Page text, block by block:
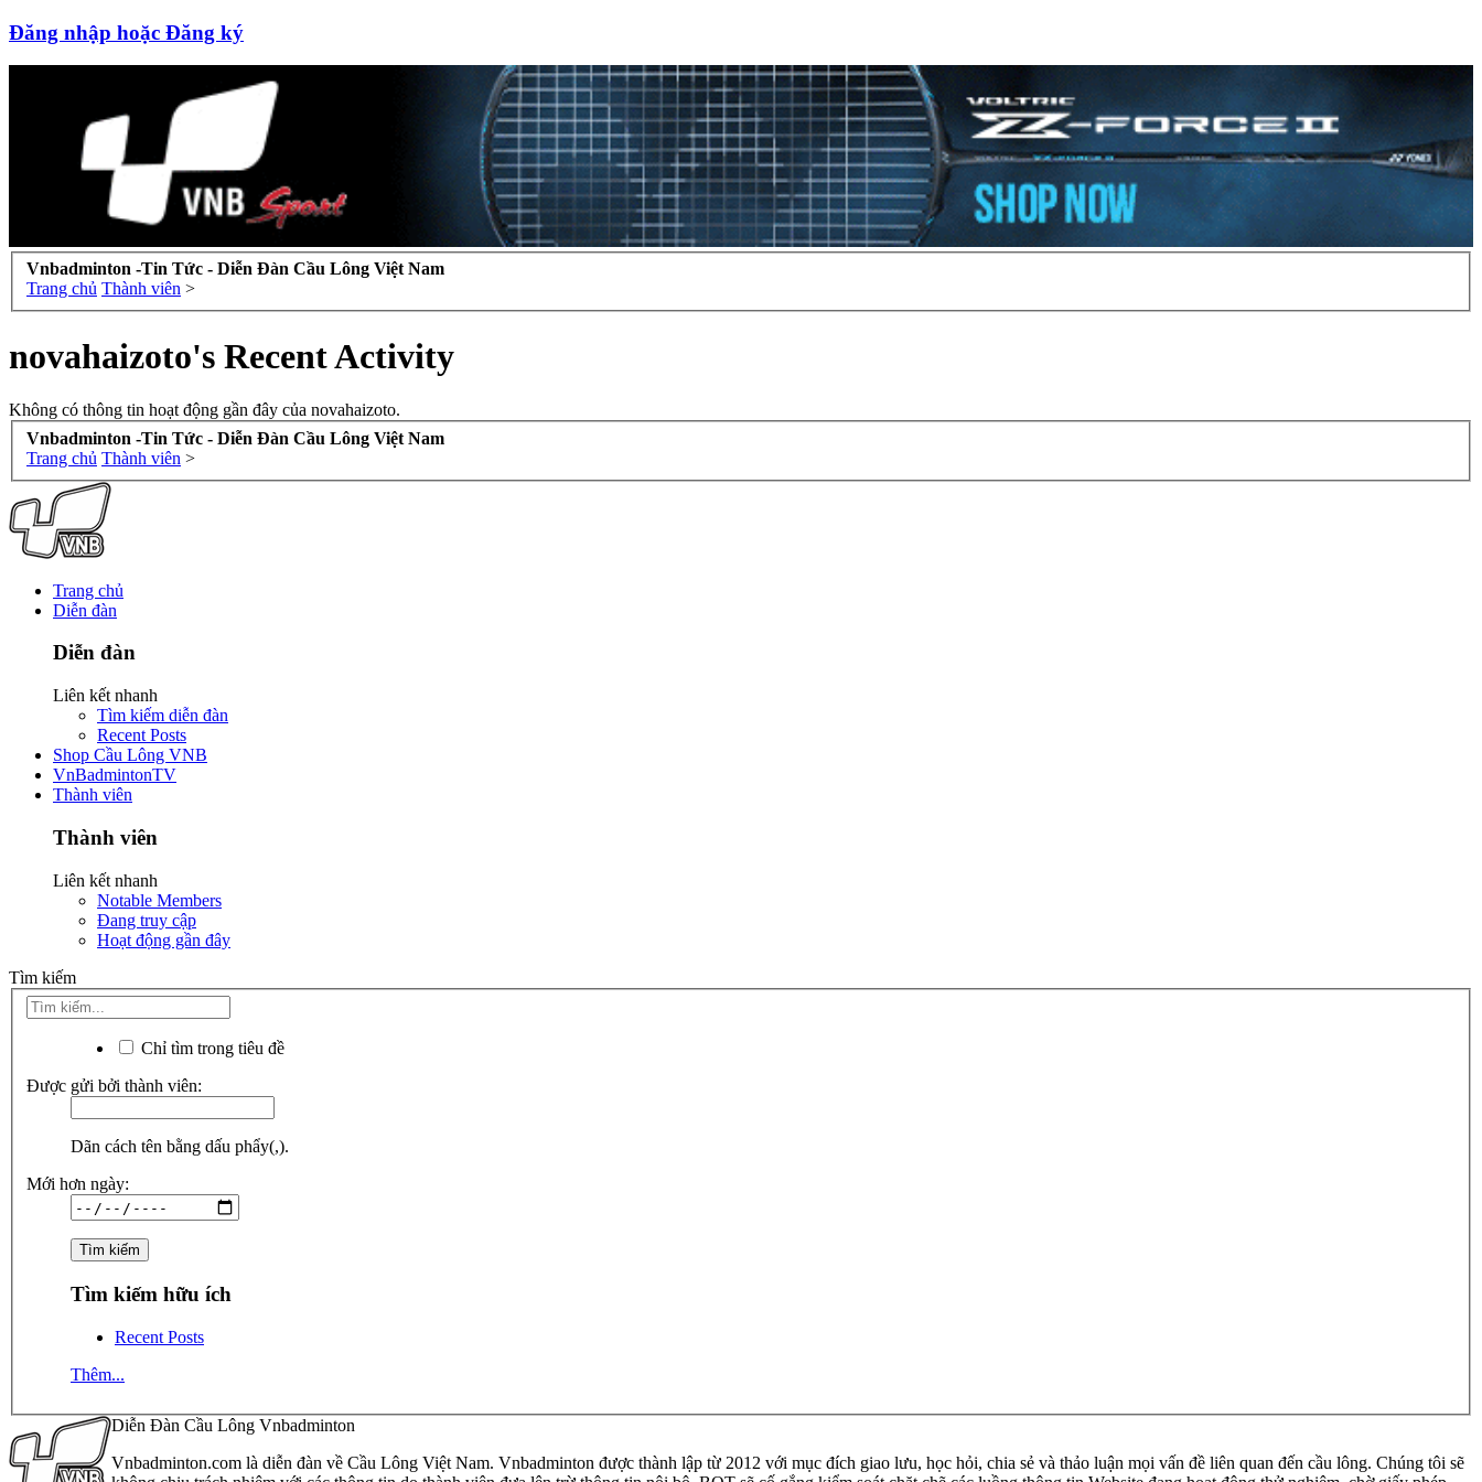
Đăng nhập hoặc Đăng ký
Vnbadminton -Tin Tức - Diễn Đàn Cầu Lông Việt Nam
Trang chủ Thành viên >
novahaizoto's Recent Activity
Không có thông tin hoạt động gần đây của novahaizoto.
Vnbadminton -Tin Tức - Diễn Đàn Cầu Lông Việt Nam
Trang chủ Thành viên >
Trang chủ
Diễn đàn
Diễn đàn
Liên kết nhanh
Tìm kiếm diễn đàn
Recent Posts
Shop Cầu Lông VNB
VnBadmintonTV
Thành viên
Thành viên
Liên kết nhanh
Notable Members
Đang truy cập
Hoạt động gần đây
Tìm kiếm
Chỉ tìm trong tiêu đề
Được gửi bởi thành viên:
Dãn cách tên bằng dấu phẩy(,).
Mới hơn ngày:
Tìm kiếm hữu ích
Recent Posts
Thêm...
Diễn Đàn Cầu Lông Vnbadminton
Vnbadminton.com là diễn đàn về Cầu Lông Việt Nam. Vnbadminton được thành lập từ 2012 với mục đích giao lưu, học hỏi, chia sẻ và thảo luận mọi vấn đề liên quan đến cầu lông. Chúng tôi sẽ